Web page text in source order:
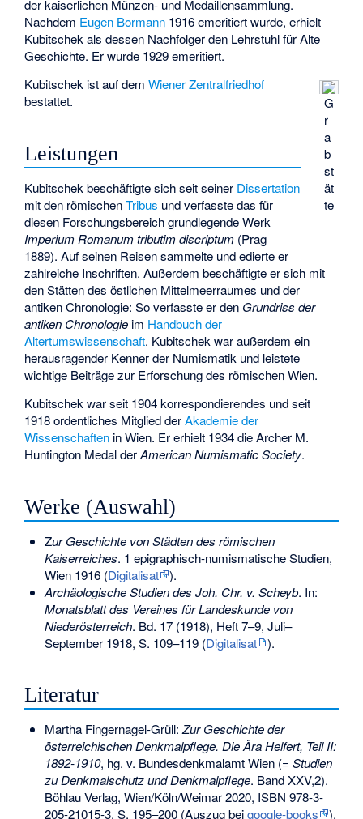
der kaiserlichen Münzen- und Medaillensammlung.
Nachdem Eugen Bormann 1916 emeritiert wurde, erhielt
Kubitschek als dessen Nachfolger den Lehrstuhl für Alte
Geschichte. Er wurde 1929 emeritiert.
G
r
a
b
st
ät
te
Kubitschek ist auf demWiener Zentralfriedhof
bestattet.
Leistungen
Kubitschek beschäftigte sich seit seiner Dissertation
mit den römischenTribus und verfasste das für
diesen Forschungsbereich grundlegende Werk
Imperium Romanum tributim discriptum (Prag
1889). Auf seinen Reisen sammelte und edierte er
zahlreiche Inschriften. Außerdem beschäftigte er sich mit
den Stätten des östlichen Mittelmeerraumes und der
antiken Chronologie: So verfasste er den Grundriss der
antiken Chronologie im Handbuch der
Altertumswissenschaft. Kubitschek war außerdem ein
herausragender Kenner der Numismatik und leistete
wichtige Beiträge zur Erforschung des römischen Wien.
Kubitschek war seit 1904 korrespondierendes und seit
1918 ordentliches Mitglied derAkademie der
Wissenschaften in Wien. Er erhielt 1934 dieArcher M.
Huntington MedalderAmerican Numismatic Society.
Werke (Auswahl)
Zur Geschichte von Städten des römischen
Kaiserreiches. 1 epigraphisch-numismatische Studien,
Wien 1916 (Digitalisat
).
Archäologische Studien des Joh. Chr. v. Scheyb. In:
Monatsblatt des Vereines für Landeskunde von
Niederösterreich. Bd. 17 (1918), Heft 7–9, Juli–
September 1918, S. 109–119 (Digitalisat ).
Literatur
Martha Fingernagel-Grüll: Zur Geschichte der
österreichischen Denkmalpflege. Die Ära Helfert, Teil II:
1892-1910, hg. v. Bundesdenkmalamt Wien (= Studien
zu Denkmalschutz und Denkmalpflege. Band XXV,2).
Böhlau Verlag, Wien/Köln/Weimar 2020, ISBN 978-3-
205-21015-3, S. 195‒200 (Auszug beigoogle-books ).